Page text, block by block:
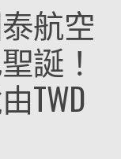
航空
誕！
TWD